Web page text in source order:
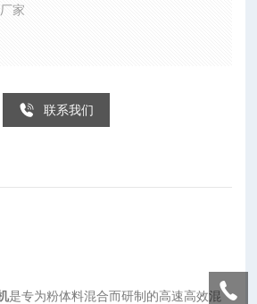
家
联系我们
是专为粉体料混合而研制的高速高效混